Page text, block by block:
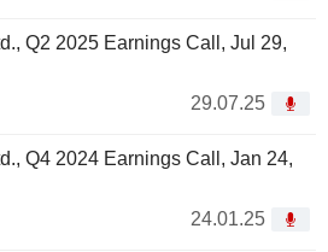
Q2 2025 Earnings Call, Jul 29,
29.07.25
Q4 2024 Earnings Call, Jan 24,
24.01.25